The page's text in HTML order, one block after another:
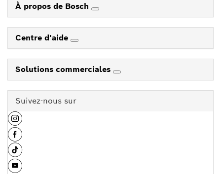
À propos de Bosch
Centre d'aide
Solutions commerciales
Suivez-nous sur